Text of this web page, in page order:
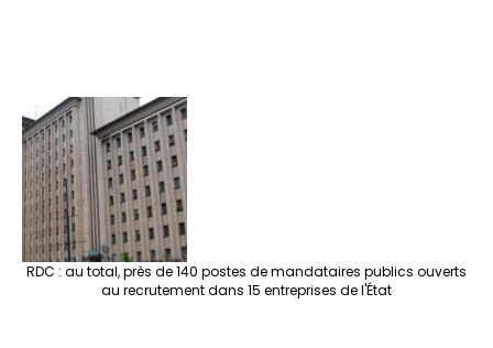
RDC : au total, près de 140 postes de mandataires publics ouverts
au recrutement dans 15 entreprises de l'État